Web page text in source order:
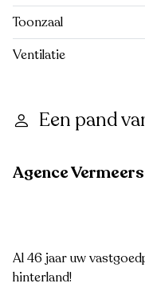
Toonzaal
Ventilatie
Een pand
Agence
Al 46 jaar uw
hinterland!